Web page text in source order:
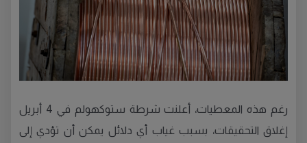
رغم هذه المعطيات، أعلنت شرطة ستوكهولم في 4 أبريل
إغلاق التحقيقات، بسبب غياب أي دلائل يمكن أن تؤدي إلى